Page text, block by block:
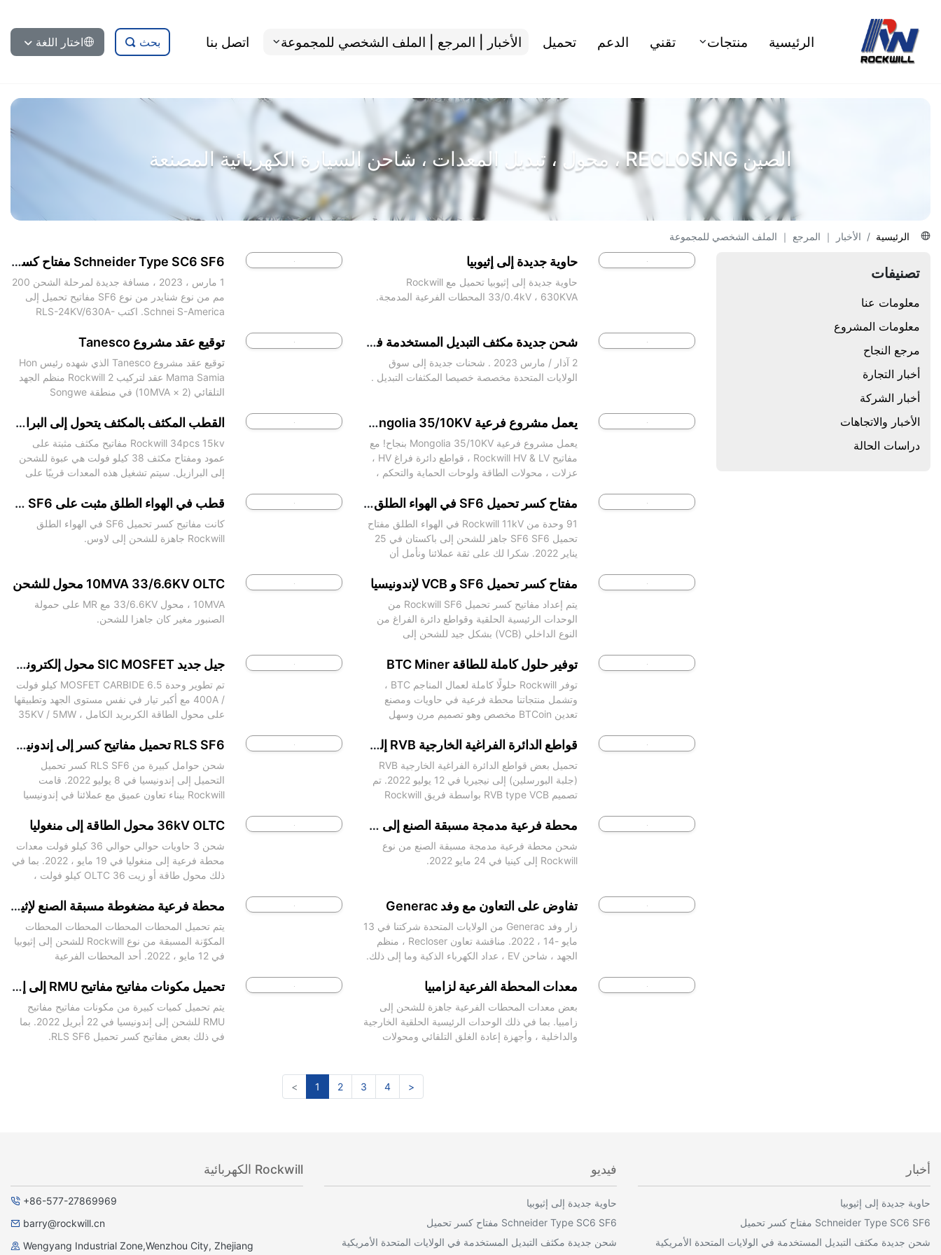
الرئيسية منتجات تقني الدعم تحميل الأخبار | المرجع | الملف الشخصي للمجموعة اتصل بنا بحث اختار اللغة
الصين RECLOSING ، محول ، تبديل المعدات ، شاحن السيارة الكهربائية المصنعة
الرئيسية الأخبار ｜ المرجع ｜ الملف الشخصي للمجموعة
تصنيفات
معلومات عنا
معلومات المشروع
مرجع النجاح
أخبار التجارة
أخبار الشركة
الأخبار والاتجاهات
دراسات الحالة
حاوية جديدة إلى إثيوبيا
حاوية جديدة إلى إثيوبيا تحميل مع Rockwill
33/0.4kV ، 630KVA المحطات الفرعية المدمجة.
Schneider Type SC6 SF6 مفتاح كسر تحميل
1 مارس ، 2023 ، مسافة جديدة لمرحلة الشحن 200
مم من نوع شنايدر من نوع SF6 مفاتيح تحميل إلى
Schnei S-America. اكتب RLS-24KV/630A-
شحن جديدة مكثف التبديل المستخدمة في الولايات المتحدة الأمريكية
2 آذار / مارس 2023 . شحنات جديدة إلى سوق
الولايات المتحدة مخصصة خصيصا المكثفات التبديل .
توقيع عقد مشروع Tanesco
توقيع عقد مشروع Tanesco الذي شهده رئيس Hon
Mama Samia عقد لتركيب Rockwill 2 منظم الجهد
التلقائي (2 × 10MVA) في منطقة Songwe
يعمل مشروع فرعية Mongolia 35/10KV بنجاح!
يعمل مشروع فرعية Mongolia 35/10KV بنجاح! مع
مفاتيح Rockwill HV & LV ، قواطع دائرة فراغ HV ،
عزلات ، محولات الطاقة ولوحات الحماية والتحكم ،
القطب المكثف بالمكثف يتحول إلى البرازيل
Rockwill 34pcs 15kv مفاتيح مكثف مثبتة على
عمود ومفتاح مكثف 38 كيلو فولت هي عبوة للشحن
إلى البرازيل. سيتم تشغيل هذه المعدات قريبًا على
مفتاح كسر تحميل SF6 في الهواء الطلق لباكستان
91 وحدة من Rockwill 11kV في الهواء الطلق مفتاح
تحميل SF6 SF6 جاهز للشحن إلى باكستان في 25
يناير 2022. شكرا لك على ثقة عملائنا ونأمل أن
قطب في الهواء الطلق مثبت على SF6 رطل لـ Laos
كانت مفاتيح كسر تحميل SF6 في الهواء الطلق
Rockwill جاهزة للشحن إلى لاوس.
مفتاح كسر تحميل SF6 و VCB لإندونيسيا
يتم إعداد مفاتيح كسر تحميل Rockwill SF6 من
الوحدات الرئيسية الحلقية وقواطع دائرة الفراغ من
النوع الداخلي (VCB) بشكل جيد للشحن إلى
10MVA 33/6.6KV OLTC محول للشحن
10MVA ، محول 33/6.6KV مع MR على حمولة
الصنبور مغير كان جاهزا للشحن.
توفير حلول كاملة للطاقة BTC Miner
توفر Rockwill حلولًا كاملة لعمال المناجم BTC ،
وتشمل منتجاتنا محطة فرعية في حاويات ومصنع
تعدين BTCoin مخصص وهو تصميم مرن وسهل
جيل جديد SIC MOSFET محول إلكتروني الطاقة في ثنائية الأبعاد
تم تطوير وحدة MOSFET CARBIDE 6.5 كيلو فولت
/ 400A مع أكبر تيار في نفس مستوى الجهد وتطبيقها
على محول الطاقة الكربريد الكامل 35KV / 5MW ،
قواطع الدائرة الفراغية الخارجية RVB إلى نيجيريا
تحميل بعض قواطع الدائرة الفراغية الخارجية RVB
(جلبة البورسلين) إلى نيجيريا في 12 يوليو 2022. تم
تصميم RVB type VCB بواسطة فريق Rockwill
الأجهزة الإلكترونية الم
RLS SF6 تحميل مفاتيح كسر إلى إندونيسيا
شحن حوامل كبيرة من RLS SF6 كسر تحميل
التحميل إلى إندونيسيا في 8 يوليو 2022. قامت
Rockwill ببناء تعاون عميق مع عملائنا في إندونيسيا
محطة فرعية مدمجة مسبقة الصنع إلى كينيا
شحن محطة فرعية مدمجة مسبقة الصنع من نوع
Rockwill إلى كينيا في 24 مايو 2022.
36kV OLTC محول الطاقة إلى منغوليا
شحن 3 حاويات حوالي حوالي 36 كيلو فولت معدات
محطة فرعية إلى منغوليا في 19 مايو ، 2022. بما في
ذلك محول طاقة أو زيت OLTC 36 كيلو فولت ،
ومفتاح مفتاح الج
تفاوض على التعاون مع وفد Generac
زار وفد Generac من الولايات المتحدة شركتنا في 13
مايو -14 ، 2022. مناقشة تعاون Recloser ، منظم
الجهد ، شاحن EV ، عداد الكهرباء الذكية وما إلى ذلك.
محطة فرعية مضغوطة مسبقة الصنع لإثيوبيا
يتم تحميل المحطات المحطات المحطات المحطات
المكوّنة المسبقة من نوع Rockwill للشحن إلى إثيوبيا
في 12 مايو ، 2022. أحد المحطات الفرعية
380V المخصصة لاستئصال جهد
معدات المحطة الفرعية لزامبيا
بعض معدات المحطات الفرعية جاهزة للشحن إلى
زامبيا. بما في ذلك الوحدات الرئيسية الحلقية الخارجية
والداخلية ، وأجهزة إعادة الغلق التلقائي ومحولات
تحميل مكونات مفاتيح مفاتيح RMU إلى إندونيسيا
يتم تحميل كميات كبيرة من مكونات مفاتيح مفاتيح
RMU للشحن إلى إندونيسيا في 22 أبريل 2022. بما
في ذلك بعض مفاتيح كسر تحميل RLS SF6.
< 1 2 3 4 >
أخبار
حاوية جديدة إلى إثيوبيا
Schneider Type SC6 SF6 مفتاح كسر تحميل
شحن جديدة مكثف التبديل المستخدمة في الولايات المتحدة الأمريكية
فيديو
حاوية جديدة إلى إثيوبيا
Schneider Type SC6 SF6 مفتاح كسر تحميل
شحن جديدة مكثف التبديل المستخدمة في الولايات المتحدة الأمريكية
Rockwill الكهربائية
+86-577-27869969
barry@rockwill.cn
Wengyang Industrial Zone,Wenzhou City, Zhejiang